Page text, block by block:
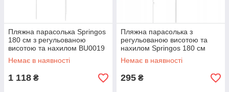
Пляжна парасолька Springos
180 см з регульованою
висотою та нахилом BU0019
aiw якість
Немає в наявності
1 118 ₴
Пляжна парасолька з
регульованою висотою та
нахилом Springos 180 см
BU0009
Немає в наявності
295 ₴